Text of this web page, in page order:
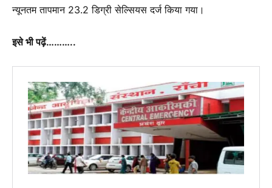
न्यूनतम तापमान 23.2 डिग्री सेल्सियस दर्ज किया गया।
इसे भी पढ़ें………..